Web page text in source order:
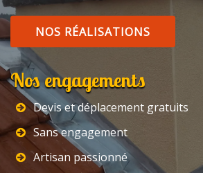
NOS RÉALISATIONS
Nos engagements
Devis et déplacement gratuits
Sans engagement
Artisan passionné